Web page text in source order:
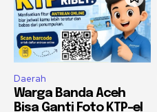
Daerah
Warga Banda Aceh
Bisa Ganti Foto KTP-el